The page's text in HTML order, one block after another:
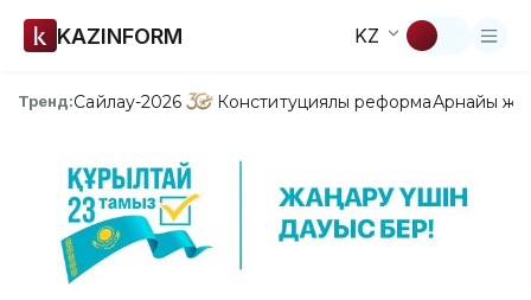
KAZINFORM KZ
Тренд:Сайлау-2026 Конституциялық реформаАрнайы